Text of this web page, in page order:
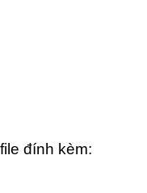
đính kèm: